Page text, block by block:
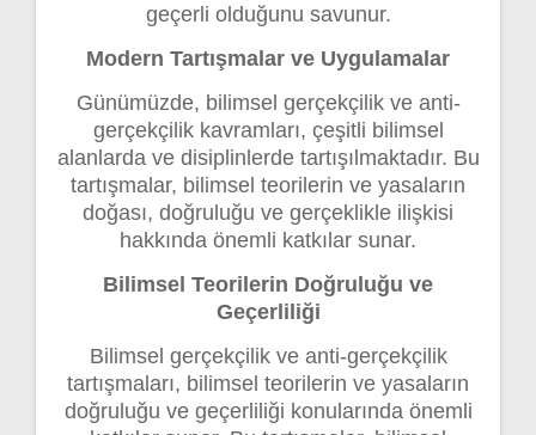
geçerli olduğunu savunur.
Modern Tartışmalar ve Uygulamalar
Günümüzde, bilimsel gerçekçilik ve anti-
gerçekçilik kavramları, çeşitli bilimsel
alanlarda ve disiplinlerde tartışılmaktadır. Bu
tartışmalar, bilimsel teorilerin ve yasaların
doğası, doğruluğu ve gerçeklikle ilişkisi
hakkında önemli katkılar sunar.
Bilimsel Teorilerin Doğruluğu ve
Geçerliliği
Bilimsel gerçekçilik ve anti-gerçekçilik
tartışmaları, bilimsel teorilerin ve yasaların
doğruluğu ve geçerliliği konularında önemli